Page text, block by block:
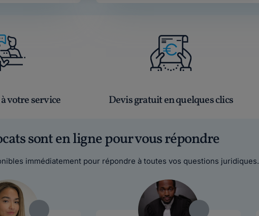
votre service Devis gratuit en quelques clics
sont en ligne pour vous répondre
immédiatement pour répondre à toutes vos questions juridiques.